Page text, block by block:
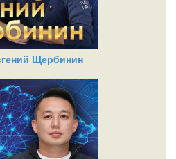
Щербинин